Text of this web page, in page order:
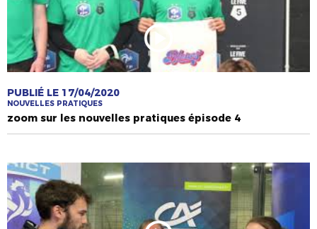
PUBLIÉ LE 17/04/2020
NOUVELLES PRATIQUES
zoom sur les nouvelles pratiques épisode 4